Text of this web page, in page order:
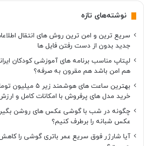
م
ه
د
نوشته‌های تازه
سریع ترین و امن ترین روش های انتقال
جدید بدون از دست رفتن فایل ها
لپتاپ مناسب برنامه های آموزشی کودکان
هم امن باشد هم مقرون به صرفه؟
بهترین ساعت های
خرید مدل های پرفروش با امکانات کامل و ارزش
چگونه در شب با گوشی عکس های روشن
عکس شبانه را برطرف کنیم؟
آیا شارژر فوق سریع عمر باتری گوشی را